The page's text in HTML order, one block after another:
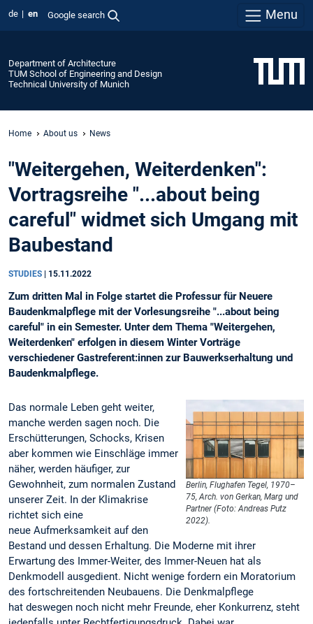
de en Google search Menu
Department of Architecture
TUM School of Engineering and Design
Technical University of Munich
Home About us News
"Weitergehen, Weiterdenken":
Vortragsreihe "...about being
careful" widmet sich Umgang mit
Baubestand
STUDIES 15.11.2022
Zum dritten Mal in Folge startet die Professur für Neuere
Baudenkmalpflege mit der Vorlesungsreihe "...about being
careful" in ein Semester. Unter dem Thema "Weitergehen,
Weiterdenken" erfolgen in diesem Winter Vorträge
verschiedener Gastreferent:innen zur Bauwerkserhaltung und
Baudenkmalpflege.
Berlin, Flughafen Tegel, 1970–
75, Arch. von Gerkan, Marg und
Partner (Foto: Andreas Putz
2022).
Das normale Leben geht weiter,
manche werden sagen noch. Die
Erschütterungen, Schocks, Krisen
aber kommen wie Einschläge immer
näher, werden häufiger, zur
Gewohnheit, zum normalen Zustand
unserer Zeit. In der Klimakrise
richtet sich eine
neue Aufmerksamkeit auf den
Bestand und dessen Erhaltung. Die Moderne mit ihrer
Erwartung des Immer-Weiter, des Immer-Neuen hat als
Denkmodell ausgedient. Nicht wenige fordern ein Moratorium
des fortschreitenden Neubauens. Die Denkmalpflege
hat deswegen noch nicht mehr Freunde, eher Konkurrenz, steht